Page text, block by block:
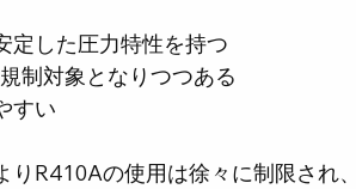
定した圧力特性を持つ
制対象となりつつある
すい
りR410Aの使用は徐々に制限され